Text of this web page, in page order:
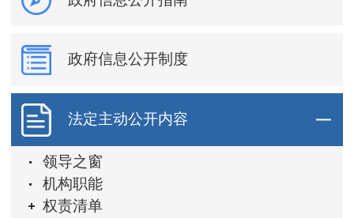
政府信息公开制度
法定主动公开内容
领导之窗
机构职能
权责清单